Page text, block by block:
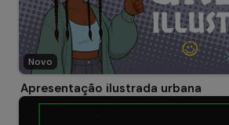
Novo
Apresentação ilustrada urbana